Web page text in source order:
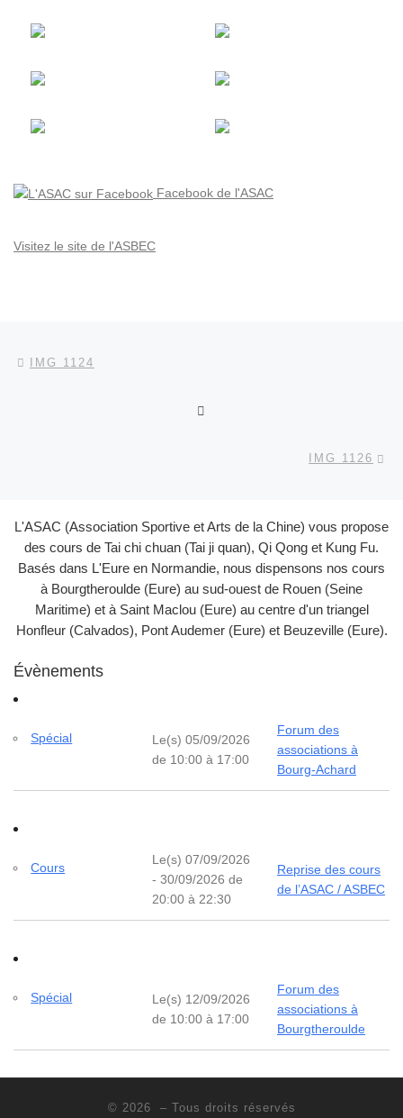
Facebook de l'ASAC
Visitez le site de l'ASBEC
Parcourir les articles
IMG 1124
IMG 1126
L'ASAC (Association Sportive et Arts de la Chine) vous propose
des cours de Tai chi chuan (Tai ji quan), Qi Qong et Kung Fu.
Basés dans L'Eure en Normandie, nous dispensons nos cours
à Bourgtheroulde (Eure) au sud-ouest de Rouen (Seine
Maritime) et à Saint Maclou (Eure) au centre d'un triangel
Honfleur (Calvados), Pont Audemer (Eure) et Beuzeville (Eure).
Évènements
Spécial
Le(s) 05/09/2026
de 10:00 à 17:00
Forum des
associations à
Bourg-Achard
Cours
Le(s) 07/09/2026
- 30/09/2026 de
20:00 à 22:30
Reprise des cours
de l’ASAC / ASBEC
Spécial
Le(s) 12/09/2026
de 10:00 à 17:00
Forum des
associations à
Bourgtheroulde
© 2026 – Tous droits réservés